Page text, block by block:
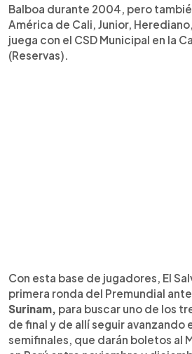
Balboa durante 2004, pero
América de Cali, Junior,
juega con el CSD Municipal en la
(Reservas).
Con esta base de jugadores, El
primera ronda del Premundial ante
Surinam, para buscar uno de los
de final y de allí seguir avanzando
semifinales, que darán boletos al